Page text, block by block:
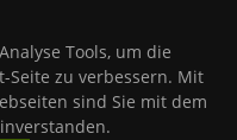
Tools, um die
zu verbessern. Mit
sind Sie mit dem